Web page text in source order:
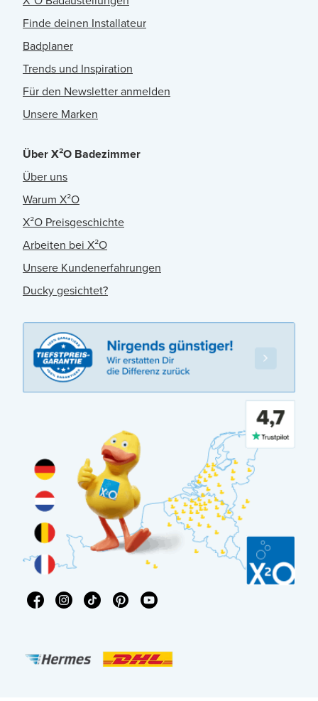
Finde deinen Installateur
Badplaner
Trends und Inspiration
Für den Newsletter anmelden
Unsere Marken
Über X²O Badezimmer
Über uns
Warum X²O
X²O Preisgeschichte
Arbeiten bei X²O
Unsere Kundenerfahrungen
Ducky gesichtet?